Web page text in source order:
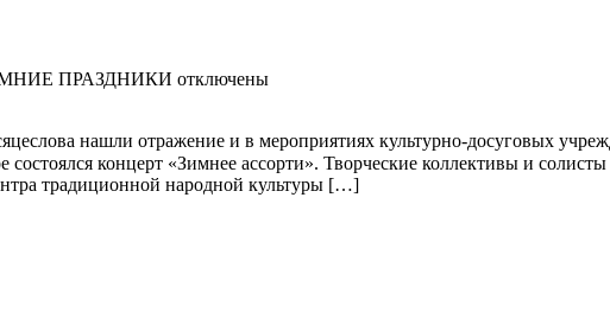
ПРАЗДНИКИ отключены
нашли отражение и в мероприятиях культурно-досуговых
концерт «Зимнее ассорти». Творческие коллективы и солисты
традиционной народной культуры […]